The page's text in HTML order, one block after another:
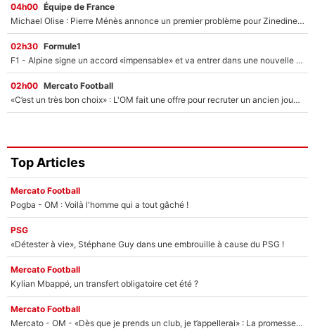
04h00 Équipe de France
Michael Olise : Pierre Ménès annonce un premier problème pour Zinedine Zidane en équipe de France
02h30 Formule1
F1 - Alpine signe un accord «impensable» et va entrer dans une nouvelle dimension : Grande nouvelle pour Pierre Gasly !
02h00 Mercato Football
«C’est un très bon choix» : L'OM fait une offre pour recruter un ancien joueur du PSG... et c'est validé dans l'After Foot !
Top Articles
Mercato Football
Pogba - OM : Voilà l'homme qui a tout gâché !
PSG
«Détester à vie», Stéphane Guy dans une embrouille à cause du PSG !
Mercato Football
Kylian Mbappé, un transfert obligatoire cet été ?
Mercato Football
Mercato - OM - «Dès que je prends un club, je t’appellerai» : La promesse de Marcelino au moment de claquer la porte